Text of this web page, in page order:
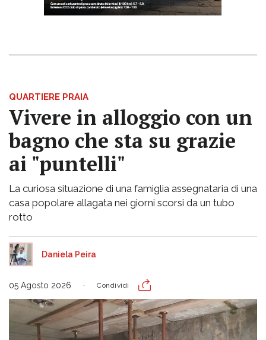
QUARTIERE PRAIA
Vivere in alloggio con un
bagno che sta su grazie
ai "puntelli"
La curiosa situazione di una famiglia assegnataria di una
casa popolare allagata nei giorni scorsi da un tubo
rotto
Daniela Peira
05 Agosto 2026 Condividi